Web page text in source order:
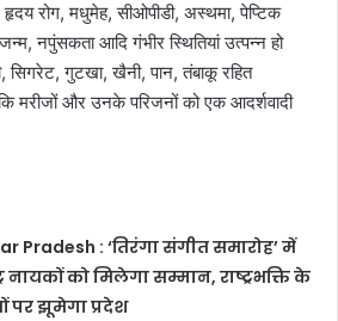
रोग, मधुमेह, सीओपीडी, अस्थमा, पेप्टिक
नपुंसकता आदि गंभीर स्थितियां उत्पन्न हो
गुटखा, खैनी, पान, तंबाकू रहित
मरीजों और उनके परिजनों को एक आदर्शवादी
Pradesh : ‘तिरंगा संगीत समारोह’ में
नायकों को मिलेगा सम्मान, राष्ट्रभक्ति के
पर झूमेगा प्रदेश